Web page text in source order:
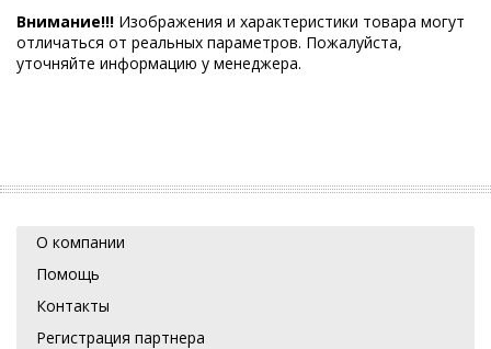
Внимание!!! Изображения и характеристики товара могут
отличаться от реальных параметров. Пожалуйста,
уточняйте информацию у менеджера.
О компании
Помощь
Контакты
Регистрация партнера